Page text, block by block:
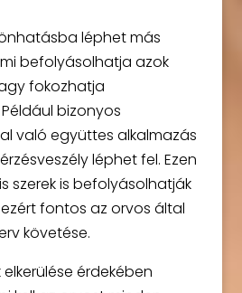
léphet más
befolyásolhatja azok
fokozhatja
bizonyos
való együttes alkalmazás
léphet fel. Ezen
szerek is befolyásolhatják
fontos az orvos által
követése.
érdekében